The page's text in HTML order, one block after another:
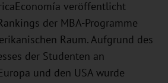
veröffentlicht
der MBA-Programme
Raum. Aufgrund des
der Studenten an
und den USA wurde